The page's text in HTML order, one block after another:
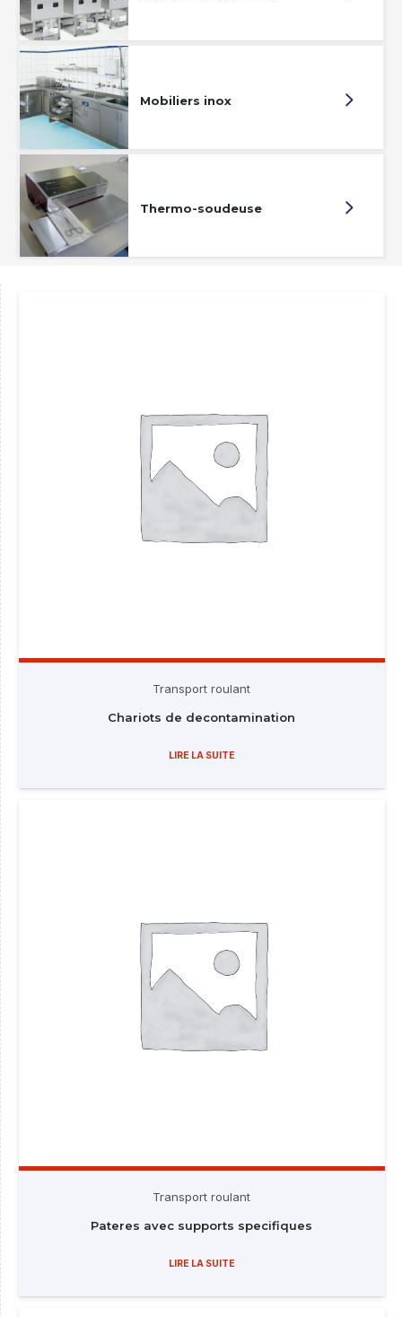
Mobiliers inox
Thermo-soudeuse
Transport roulant
Chariots de decontamination
LIRE LA SUITE
Transport roulant
Pateres avec supports specifiques
LIRE LA SUITE